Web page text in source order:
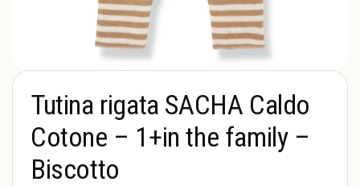
Tutina rigata SACHA Caldo
Cotone – 1+in the family –
Biscotto